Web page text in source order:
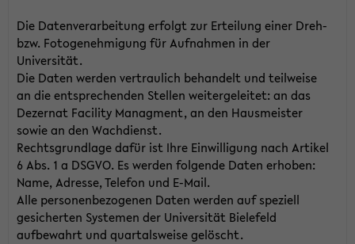
Die Datenverarbeitung erfolgt zur Erteilung einer Dreh-
bzw. Fotogenehmigung für Aufnahmen in der
Universität.
Die Daten werden vertraulich behandelt und teilweise
an die entsprechenden Stellen weitergeleitet: an das
Dezernat Facility Managment, an den Hausmeister
sowie an den Wachdienst.
Rechtsgrundlage dafür ist Ihre Einwilligung nach Artikel
6 Abs. 1 a DSGVO. Es werden folgende Daten erhoben:
Name, Adresse, Telefon und E-Mail.
Alle personenbezogenen Daten werden auf speziell
gesicherten Systemen der Universität Bielefeld
aufbewahrt und quartalsweise gelöscht.